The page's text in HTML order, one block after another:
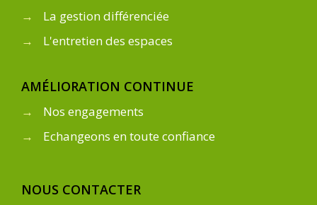
→
La gestion différenciée
→
L'entretien des espaces
AMÉLIORATION CONTINUE
→
Nos engagements
→
Echangeons en toute confiance
NOUS CONTACTER